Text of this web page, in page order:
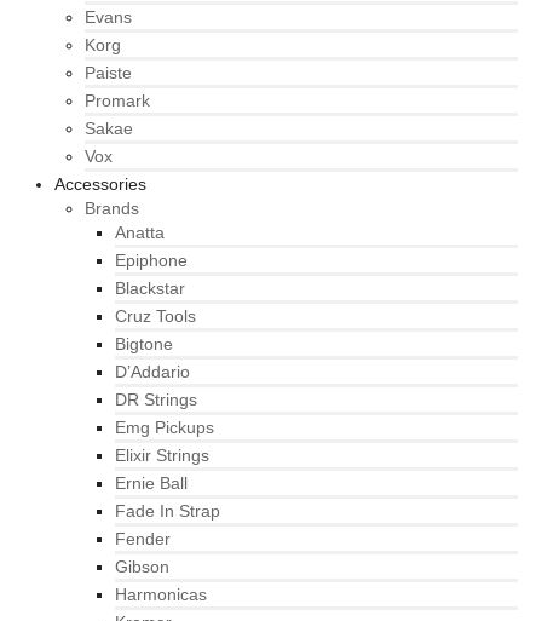
Evans
Korg
Paiste
Promark
Sakae
Vox
Accessories
Brands
Anatta
Epiphone
Blackstar
Cruz Tools
Bigtone
D’Addario
DR Strings
Emg Pickups
Elixir Strings
Ernie Ball
Fade In Strap
Fender
Gibson
Harmonicas